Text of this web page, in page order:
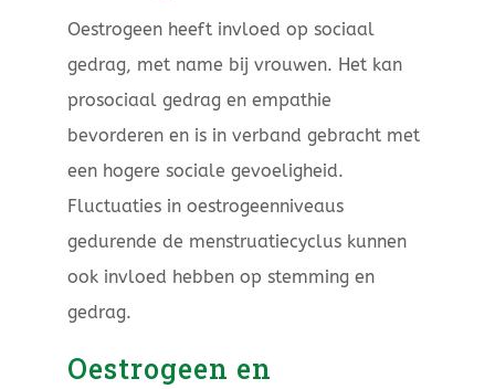
Oestrogeen heeft invloed op sociaal
gedrag, met name bij vrouwen. Het kan
prosociaal gedrag en empathie
bevorderen en is in verband gebracht met
een hogere sociale gevoeligheid.
Fluctuaties in oestrogeenniveaus
gedurende de menstruatiecyclus kunnen
ook invloed hebben op stemming en
gedrag.
Oestrogeen en